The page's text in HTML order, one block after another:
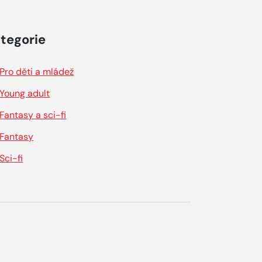
Pro děti a mládež
Young adult
Fantasy a sci-fi
Fantasy
Sci-fi